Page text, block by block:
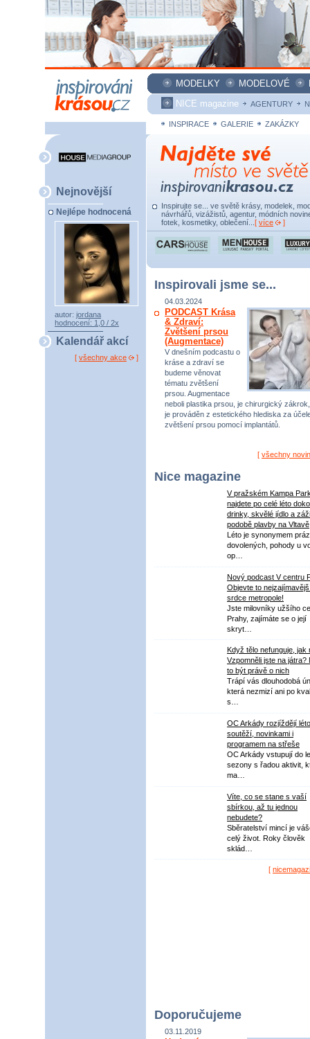
MODELKY MODELOVÉ
NICE magazine
AGENTURY
INSPIRACE GALERIE ZAKÁZKY
Nejnovější
Nejlépe hodnocená
autor: jordana
hodnocení: 1,0 / 2x
Kalendář akcí
[ všechny akce ]
Inspirujte se... ve světě krásy, modelek,
návrhářů, vizážistů, agentur, módních
fotek, kosmetiky, oblečení... [ více ]
Inspirovali jsme se...
04.03.2024
PODCAST Krása
& Zdraví:
Zvětšení prsou
(Augmentace)
V dnešním podcastu o
kráse a zdraví se
budeme věnovat
tématu zvětšení
prsou. Augmentace
neboli plastika prsou, je chirurgický
je prováděn z estetického hlediska za
zvětšení prsou pomocí implantátů.
[ všechny
Nice magazine
V pražském Kampa
najdete po celé léto
drinky, skvělé jídlo a
podobě plavby na Vltavě
Léto je synonymem
dovolených, pohody u
op…
Nový podcast V centru
Objevte to
srdce metropole!
Jste milovníky užšího
Prahy, zajímáte se o její
skryt…
Když tělo nefunguje, jak
Vzpomněli jste na játra?
to být právě o nich
Trápí vás dlouhodobá
která nezmizí ani po
s…
OC Arkády rozjíždějí léto
soutěží, novinkami i
programem na střeše
OC Arkády vstupují do
sezony s řadou aktivit,
ma…
Víte, co se stane s vaší
sbírkou, až tu jednou
nebudete?
Sběratelství mincí je
celý život. Roky člověk
sklád…
[
Doporučujeme
03.11.2019